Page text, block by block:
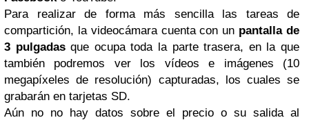
Para realizar de forma más sencilla las tareas de
compartición, la videocámara cuenta con un pantalla de
3 pulgadasque ocupa toda la parte trasera, en la que
también podremos ver los vídeos e imágenes (10
megapíxeles de resolución) capturadas, los cuales se
grabarán en tarjetas SD.
Aún no no hay datos sobre el precio o su salida al